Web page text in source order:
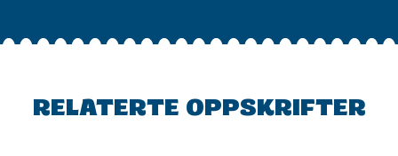
RELATERTE OPPSKRIFTER